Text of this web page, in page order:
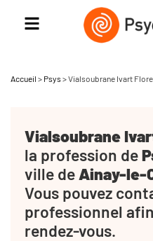
Accueil > Psys >Vialsoubrane Ivart
Vialsoubrane
la profession de
ville deAinay-le-
Vous pouvez
professionnel
rendez-vous.